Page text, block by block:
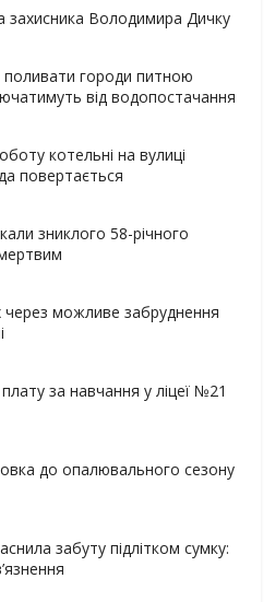
захисника Володимира Дичку
городи питною
від водопостачання
котельні на вулиці
повертається
зниклого 58-річного
через можливе забруднення
за навчання у ліцеї №21
до опалювального сезону
забуту підлітком сумку: